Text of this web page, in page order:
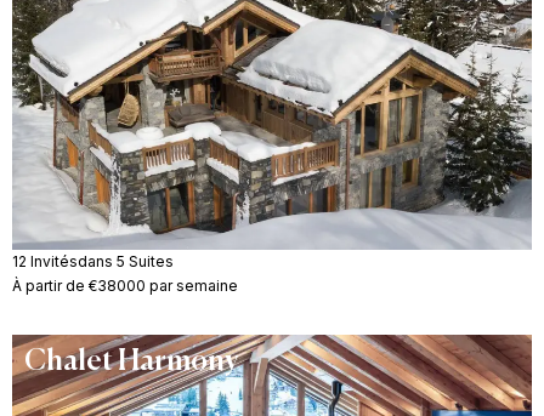
12 Invitésdans 5 Suites
À partir de €38000 par semaine
Chalet Harmony